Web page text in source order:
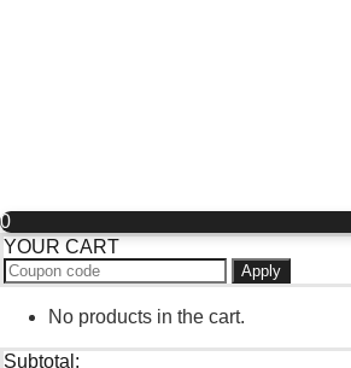
0
YOUR CART
Apply
No products in the cart.
Subtotal: